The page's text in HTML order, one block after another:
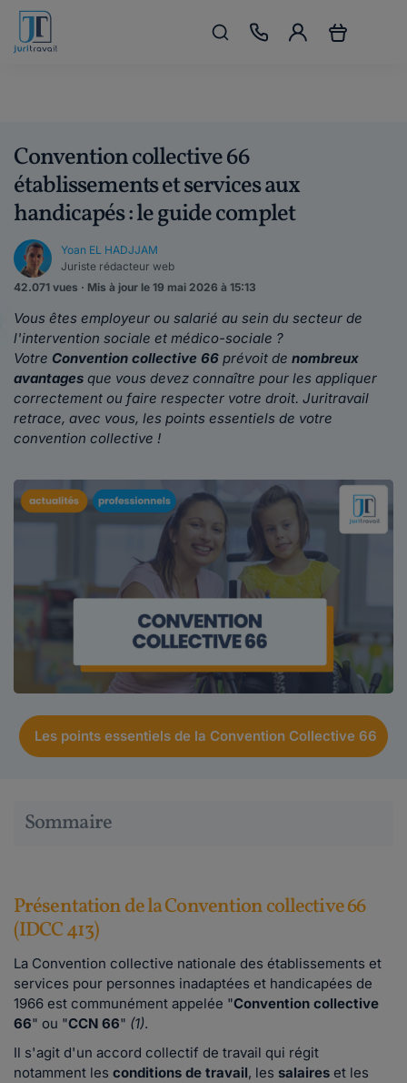
Convention collective 66
établissements et services aux
handicapés : le guide complet
Yoan EL HADJJAM
Juriste rédacteur web
42.071 vues · Mis à jour le 19 mai 2026 à 15:13
Vous êtes employeur ou salarié au sein du secteur de
l'intervention sociale et médico-sociale ?
Votre Convention collective 66 prévoit de nombreux
avantages que vous devez connaître pour les appliquer
correctement ou faire respecter votre droit. Juritravail
retrace, avec vous, les points essentiels de votre
convention collective !
Les points essentiels de la Convention Collective 66
Sommaire
Présentation de la Convention collective 66
(IDCC 413)
La Convention collective nationale des établissements et
services pour personnes inadaptées et handicapées de
1966 est communément appelée "Convention collective
66" ou "CCN 66" (1).
Il s'agit d'un accord collectif de travail qui régit
notamment les conditions de travail, les salaires et les